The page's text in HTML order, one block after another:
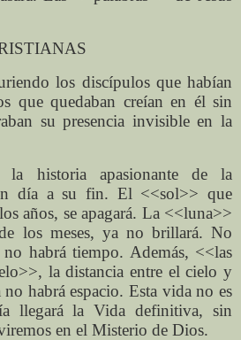
los discípulos que habían
que quedaban creían en él sin
su presencia invisible en la
la historia apasionante de la
día a su fin. El <<sol>> que
años, se apagará. La <<luna>>
los meses, ya no brillará. No
habrá tiempo. Además, <<las
la distancia entre el cielo y
habrá espacio. Esta vida no es
llegará la Vida definitiva, sin
en el Misterio de Dios.